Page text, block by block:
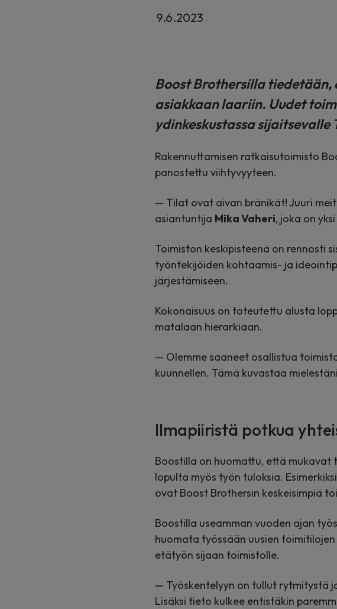
9.6.2023
Boost Brothersilla
asiakkaan laariin. Uudet
ydinkeskustassa sijaitsevalle
Rakennuttamisen ratkaisutoimisto
panostettu viihtyvyyteen.
— Tilat ovat aivan bränikät! Juuri
asiantuntija Mika Vaheri, joka on
Toimiston keskipisteenä on rennosti
työntekijöiden kohtaamis- ja
järjestämiseen.
Kokonaisuus on toteutettu alusta
matalaan hierarkiaan.
— Olemme saaneet osallistua
kuunnellen. Tämä kuvastaa
Ilmapiiristä potkua
Boostilla on huomattu, että
lopulta myös työn tuloksia.
ovat Boost Brothersin keskeisimpiä
Boostilla useamman vuoden ajan
huomata työssään uusien
etätyön sijaan toimistolle.
— Työskentelyyn on tullut rytmitystä
Lisäksi tieto kulkee entistäkin